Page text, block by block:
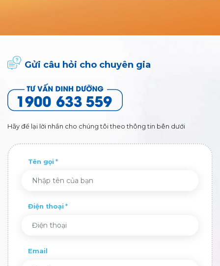
Gửi câu hỏi cho chuyên gia
Hãy để lại lời nhắn cho chúng tôi theo thông tin bên dưới
Tên gọi
Điện thoại
Email